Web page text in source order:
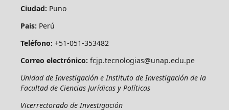
Ciudad: Puno
Pais: Perú
Teléfono: +51-051-353482
Correo electrónico: fcjp.tecnologias@unap.edu.pe
Unidad de Investigación e Instituto de Investigación de la
Facultad de Ciencias Jurídicas y Políticas
Vicerrectorado de Investigación